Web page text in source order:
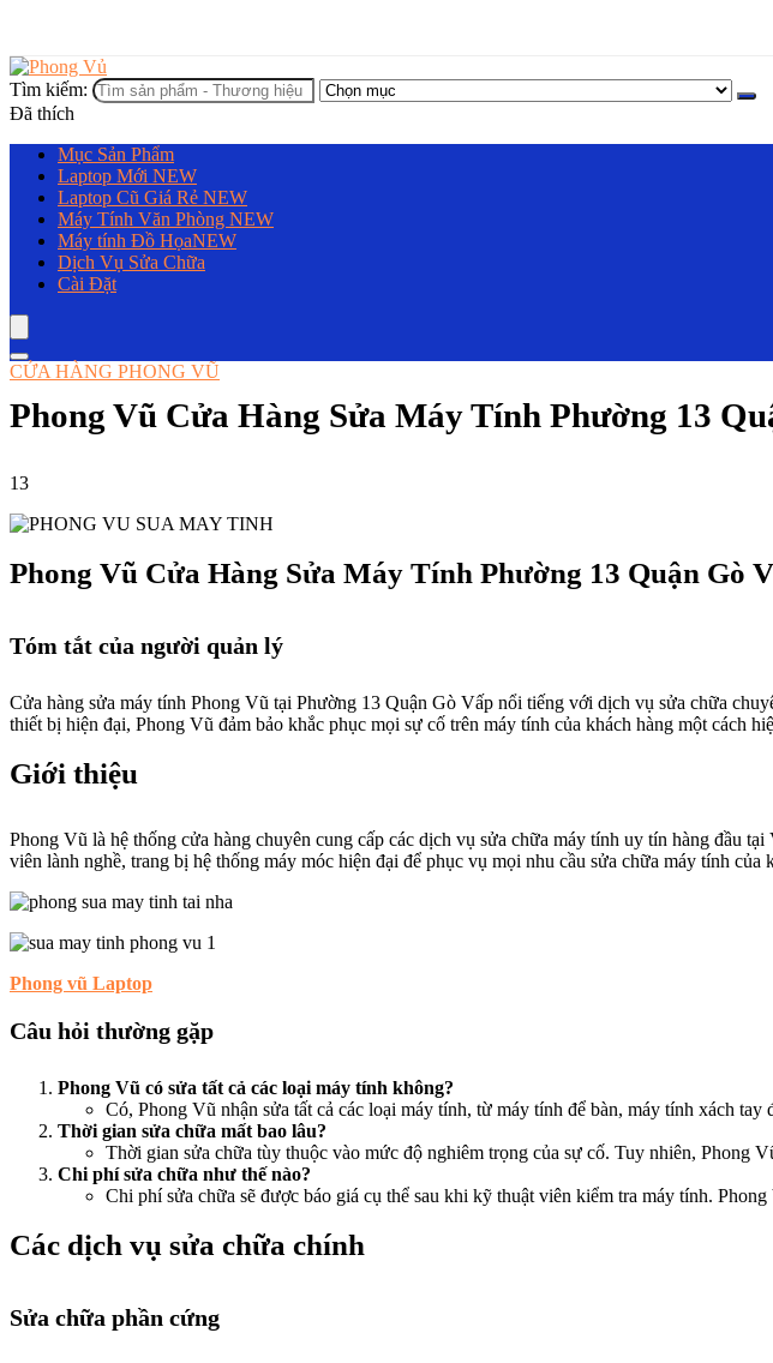
Tìm kiếm:
Đã thích
Mục Sản Phẩm
Laptop Mới NEW
Laptop Cũ Giá Rẻ NEW
Máy Tính Văn Phòng NEW
Máy tính Đồ HọaNEW
Dịch Vụ Sửa Chữa
Cài Đặt
CỬA HÀNG PHONG VŨ
Phong Vũ Cửa Hàng Sửa Máy Tính Phường 13
13
Phong Vũ Cửa Hàng Sửa Máy Tính Phường 13 Quận Gò
Tóm tắt của người quản lý
Cửa hàng sửa máy tính Phong Vũ tại Phường 13 Quận Gò Vấp nổi tiếng với dịch vụ sửa chữa
thiết bị hiện đại, Phong Vũ đảm bảo khắc phục mọi sự cố trên máy tính của khách hàng một cách
Giới thiệu
Phong Vũ là hệ thống cửa hàng chuyên cung cấp các dịch vụ sửa chữa máy tính uy tín hàng đầu
viên lành nghề, trang bị hệ thống máy móc hiện đại để phục vụ mọi nhu cầu sửa chữa máy tính của
Phong vũ Laptop
Câu hỏi thường gặp
Phong Vũ có sửa tất cả các loại máy tính không?
Có, Phong Vũ nhận sửa tất cả các loại máy tính, từ máy tính để bàn, máy tính xách tay
Thời gian sửa chữa mất bao lâu?
Thời gian sửa chữa tùy thuộc vào mức độ nghiêm trọng của sự cố. Tuy nhiên, Phong
Chi phí sửa chữa như thế nào?
Chi phí sửa chữa sẽ được báo giá cụ thể sau khi kỹ thuật viên kiểm tra máy tính.
Các dịch vụ sửa chữa chính
Sửa chữa phần cứng